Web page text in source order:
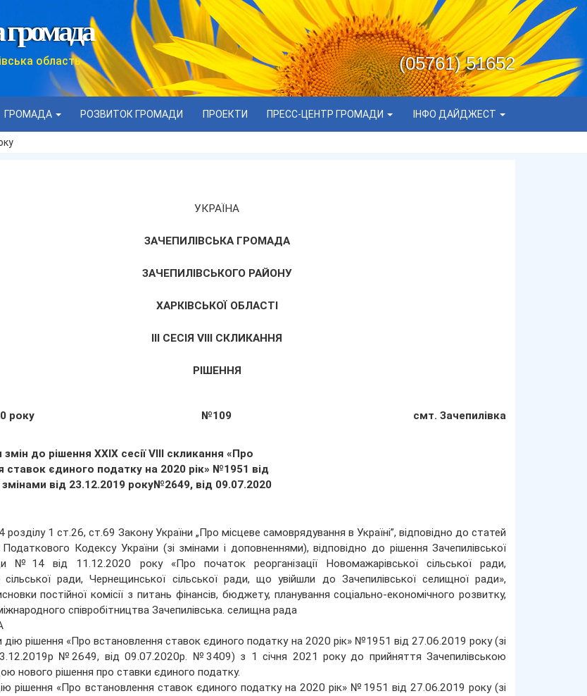
громада
область
(05761) 51652
ГРОМАДА РОЗВИТОК ГРОМАДИ ПРОЕКТИ ПРЕСС-ЦЕНТР ГРОМАДИ ІНФО ДАЙДЖЕСТ
УКРАЇНА
ЗАЧЕПИЛІВСЬКА ГРОМАДА
ЗАЧЕПИЛІВСЬКОГО РАЙОНУ
ХАРКІВСЬКОЇ ОБЛАСТІ
ІІІ СЕСІЯ VIII СКЛИКАННЯ
РІШЕННЯ
року №109 смт. Зачепилівка
до рішення XXIX сесії VIII скликання «Про
ставок єдиного податку на 2020 рік» №1951 від
змінами від 23.12.2019 року№2649, від 09.07.2020
розділу 1 ст.26, ст.69 Закону України „Про місцеве самоврядування в Україні”, відповідно до статей
Кодексу України (зі змінами і доповненнями), відповідно до рішення Зачепилівської
№14 від 11.12.2020 року «Про початок реорганізації Новомажарівської сільської ради,
сільської ради, Чернещинської сільської ради, що увійшли до Зачепилівської селищної ради»,
постійної комісії з питань фінансів, бюджету, планування соціально-економічного розвитку,
співробітництва Зачепилівська. селищна рада
рішення «Про встановлення ставок єдиного податку на 2020 рік» №1951 від 27.06.2019 року (зі
№2649, від 09.07.2020р. №3409) з 1 січня 2021 року до прийняття Зачепилівською
нового рішення про ставки єдиного податку.
рішення «Про встановлення ставок єдиного податку на 2020 рік» №1951 від 27.06.2019 року (зі